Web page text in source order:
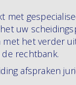
met
uw
het verder
rechtbank.
afspraken